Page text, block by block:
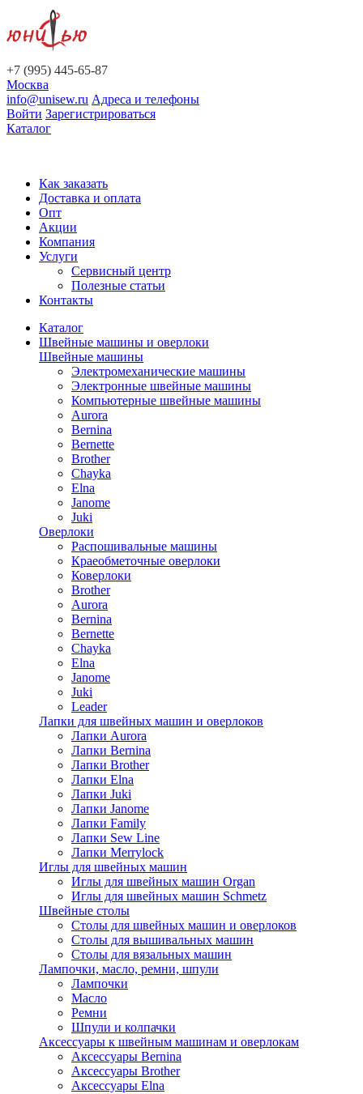
+7 (995) 445-65-87
Москва
info@unisew.ru Адреса и телефоны
Войти Зарегистрироваться
Каталог
Как заказать
Доставка и оплата
Опт
Акции
Компания
Услуги
Сервисный центр
Полезные статьи
Контакты
Каталог
Швейные машины и оверлоки
Швейные машины
Электромеханические машины
Электронные швейные машины
Компьютерные швейные машины
Aurora
Bernina
Bernette
Brother
Chayka
Elna
Janome
Juki
Оверлоки
Распошивальные машины
Краеобметочные оверлоки
Коверлоки
Brother
Aurora
Bernina
Bernette
Chayka
Elna
Janome
Juki
Leader
Лапки для швейных машин и оверлоков
Лапки Aurora
Лапки Bernina
Лапки Brother
Лапки Elna
Лапки Juki
Лапки Janome
Лапки Family
Лапки Sew Line
Лапки Merrylock
Иглы для швейных машин
Иглы для швейных машин Organ
Иглы для швейных машин Schmetz
Швейные столы
Столы для швейных машин и оверлоков
Столы для вышивальных машин
Столы для вязальных машин
Лампочки, масло, ремни, шпули
Лампочки
Масло
Ремни
Шпули и колпачки
Аксессуары к швейным машинам и оверлокам
Аксессуары Bernina
Аксессуары Brother
Аксессуары Elna